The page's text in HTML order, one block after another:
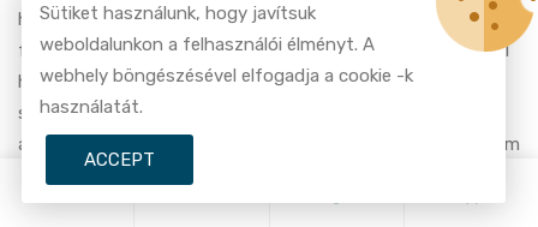
hogyan használják a weboldalt. Az adatot a honlap
fejlesztésének és a felhasználói élmény javításának céljával
használja fel. Ezen sütik szintén lejáratukig a látogató
számítógépén vagy böngészésre használt más eszközén,
annak böngészőjében maradnak, illetve amíg a látogató nem
Sütiket használunk, hogy javítsuk
weboldalunkon a felhasználói élményt. A
webhely böngészésével elfogadja a cookie -k
használatát.
ACCEPT